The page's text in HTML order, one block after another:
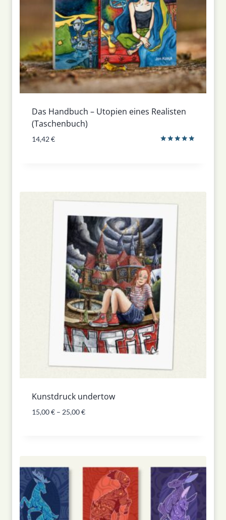
Das Handbuch – Utopien eines Realisten
(Taschenbuch)
14,42€
Kunstdruck undertow
15,00€ – 25,00€